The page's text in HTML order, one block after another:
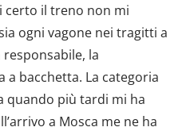
certo il treno non mi
ogni vagone nei tragitti a
la
a bacchetta. La categoria
quando più tardi mi ha
a Mosca me ne ha